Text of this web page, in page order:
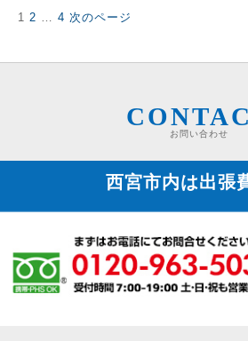
投固
1 固
2 … 固
4 次のページ
お問い合わせ
西宮市内は出張